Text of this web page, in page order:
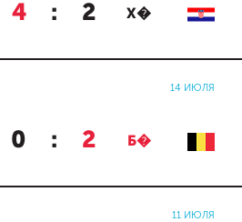
4 : 2 Х�
14 ИЮЛЯ
0 : 2 Б�
11 ИЮЛЯ